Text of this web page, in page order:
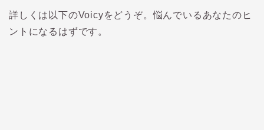
詳しくは以下のVoicyをどうぞ。悩んでいるあなたのヒ
ントになるはずです。